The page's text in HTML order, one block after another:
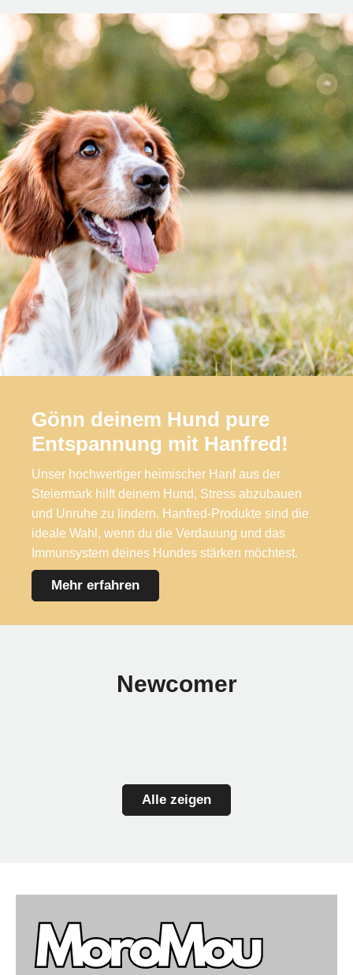
Gönn deinem Hund pure
Entspannung mit Hanfred!
Unser hochwertiger heimischer Hanf aus der
Steiermark hilft deinem Hund, Stress abzubauen
und Unruhe zu lindern. Hanfred-Produkte sind die
ideale Wahl, wenn du die Verdauung und das
Immunsystem deines Hundes stärken möchtest.
Mehr erfahren
Newcomer
Alle zeigen